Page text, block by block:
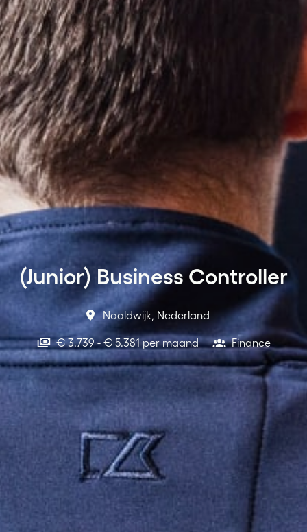
(Junior) Business Controller
Naaldwijk, Nederland
€ 3.739 - € 5.381 per maand Finance